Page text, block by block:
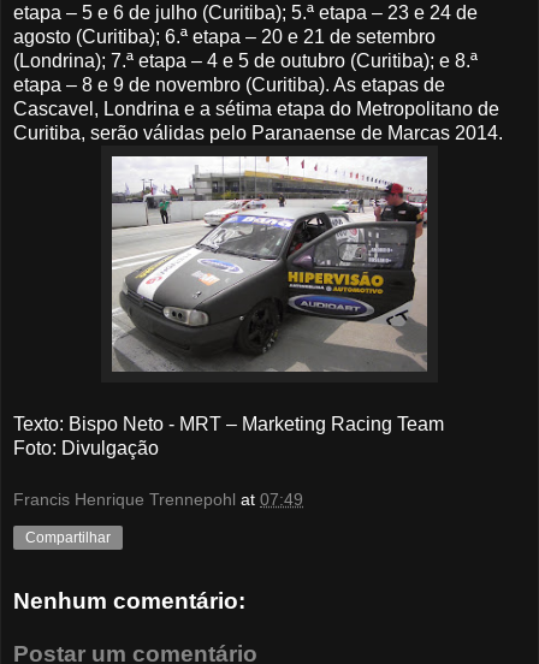
etapa – 5 e 6 de julho (Curitiba); 5.ª etapa – 23 e 24 de
agosto (Curitiba); 6.ª etapa – 20 e 21 de setembro
(Londrina); 7.ª etapa – 4 e 5 de outubro (Curitiba); e 8.ª
etapa – 8 e 9 de novembro (Curitiba). As etapas de
Cascavel, Londrina e a sétima etapa do Metropolitano de
Curitiba, serão válidas pelo Paranaense de Marcas 2014.
Texto: Bispo Neto - MRT – Marketing Racing Team
Foto: Divulgação
Francis Henrique Trennepohl at 07:49
Compartilhar
Nenhum comentário:
Postar um comentário